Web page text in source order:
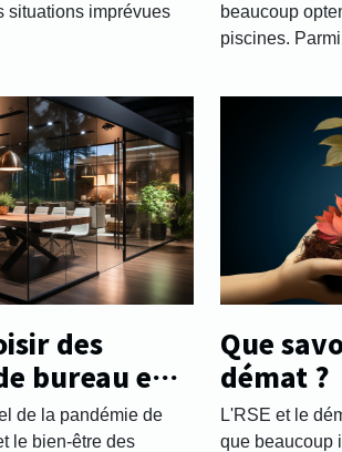
situations imprévues
beaucoup
piscines.
des
bureau en
de la pandémie de
le bien-être des
Que
démat ?
L'RSE et le
que beaucoup